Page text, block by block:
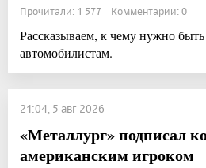
Прочитали: 1 577 Комментарии: 0
Рассказываем, к чему нужно
автомобилистам.
21:04, 5 авг 2026
«Металлург» подписал
американским игроком